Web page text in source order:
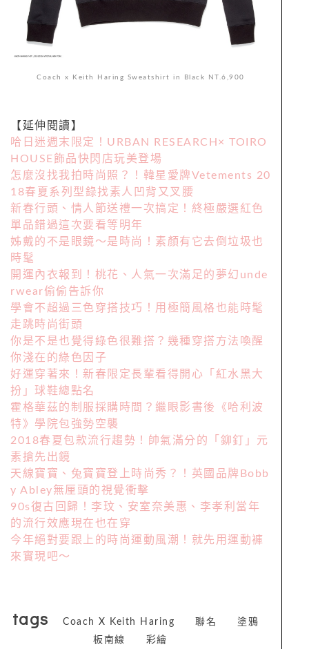
Coach x Keith Haring Sweatshirt in Black NT.6,900
【延伸閱讀】
哈日迷週末限定！URBAN RESEARCH× TOIRO
HOUSE飾品快閃店玩美登場
怎麼沒找我拍時尚照？！韓星愛牌Vetements 20
18春夏系列型錄找素人凹背又叉腰
新春行頭、情人節送禮一次搞定！終極嚴選紅色
單品錯過這次要看等明年
姊戴的不是眼鏡～是時尚！素顏有它去倒垃圾也
時髦
開運內衣報到！桃花、人氣一次滿足的夢幻unde
rwear偷偷告訴你
學會不超過三色穿搭技巧！用極簡風格也能時髦
走跳時尚街頭
你是不是也覺得綠色很難搭？幾種穿搭方法喚醒
你淺在的綠色因子
好運穿著來！新春限定長輩看得開心「紅水黑大
扮」球鞋總點名
霍格華茲的制服採購時間？繼眼影書後《哈利波
特》學院包強勢空襲
2018春夏包款流行趨勢！帥氣滿分的「鉚釘」元
素搶先出鏡
天線寶寶、兔寶寶登上時尚秀？！英國品牌Bobb
y Abley無厘頭的視覺衝擊
90s復古回歸！李玟、安室奈美惠、李孝利當年
的流行效應現在也在穿
今年絕對要跟上的時尚運動風潮！就先用運動褲
來實現吧～
tags Coach X Keith Haring 聯名
塗鴉
板南線
彩繪